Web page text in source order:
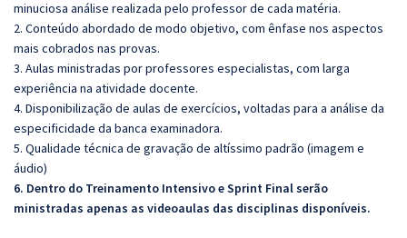
minuciosa análise realizada pelo professor de cada matéria.
2. Conteúdo abordado de modo objetivo, com ênfase nos aspectos
mais cobrados nas provas.
3. Aulas ministradas por professores especialistas, com larga
experiência na atividade docente.
4. Disponibilização de aulas de exercícios, voltadas para a análise da
especificidade da banca examinadora.
5. Qualidade técnica de gravação de altíssimo padrão (imagem e
áudio)
6. Dentro do Treinamento Intensivo e Sprint Final serão
ministradas apenas as videoaulas das disciplinas disponíveis.